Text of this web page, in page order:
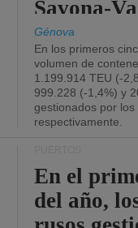
Savona-
Génova
En los primeros
volumen de
1.199.914 TEU (-
999.228 (-1,4%) y
gestionados por
respectivamente.
En el
del año,